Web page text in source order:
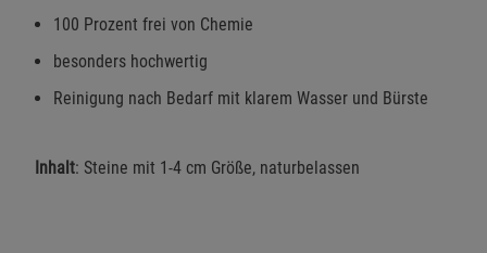
100 Prozent frei von Chemie
besonders hochwertig
Reinigung nach Bedarf mit klarem Wasser und Bürste
Inhalt: Steine mit 1-4 cm Größe, naturbelassen